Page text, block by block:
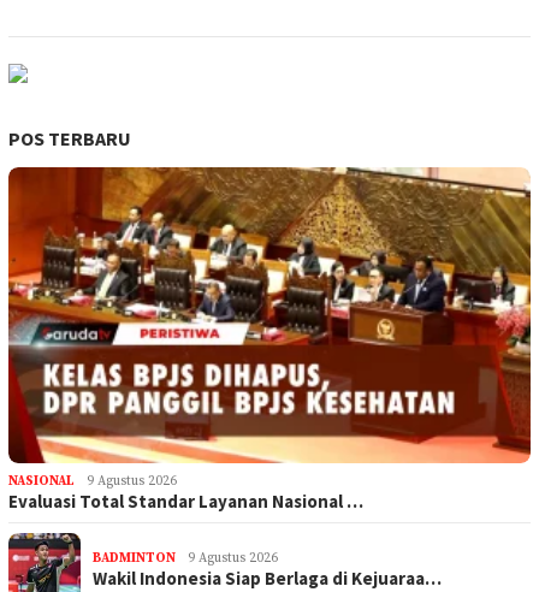
POS TERBARU
NASIONAL 9 Agustus 2026
Evaluasi Total Standar Layanan Nasional …
BADMINTON 9 Agustus 2026
Wakil Indonesia Siap Berlaga di Kejuaraa…